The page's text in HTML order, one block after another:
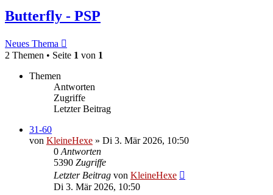
Butterfly - PSP
Neues Thema
2 Themen • Seite 1 von 1
Themen
Antworten
Zugriffe
Letzter Beitrag
31-60
von KleineHexe » Di 3. Mär 2026, 10:50
0 Antworten
5390 Zugriffe
Letzter Beitrag von KleineHexe
Di 3. Mär 2026, 10:50